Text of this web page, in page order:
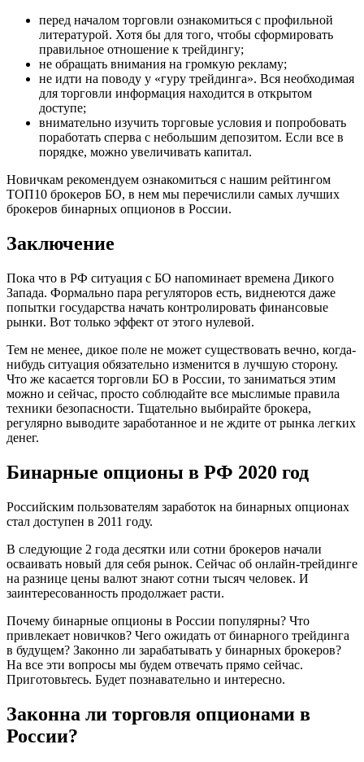
перед началом торговли ознакомиться с профильной
литературой. Хотя бы для того, чтобы сформировать
правильное отношение к трейдингу;
не обращать внимания на громкую рекламу;
не идти на поводу у «гуру трейдинга». Вся необходимая
для торговли информация находится в открытом
доступе;
внимательно изучить торговые условия и попробовать
поработать сперва с небольшим депозитом. Если все в
порядке, можно увеличивать капитал.
Новичкам рекомендуем ознакомиться с нашим рейтингом
ТОП10 брокеров БО, в нем мы перечислили самых лучших
брокеров бинарных опционов в России.
Заключение
Пока что в РФ ситуация с БО напоминает времена Дикого
Запада. Формально пара регуляторов есть, виднеются даже
попытки государства начать контролировать финансовые
рынки. Вот только эффект от этого нулевой.
Тем не менее, дикое поле не может существовать вечно, когда-
нибудь ситуация обязательно изменится в лучшую сторону.
Что же касается торговли БО в России, то заниматься этим
можно и сейчас, просто соблюдайте все мыслимые правила
техники безопасности. Тщательно выбирайте брокера,
регулярно выводите заработанное и не ждите от рынка легких
денег.
Бинарные опционы в РФ 2020 год
Российским пользователям заработок на бинарных опционах
стал доступен в 2011 году.
В следующие 2 года десятки или сотни брокеров начали
осваивать новый для себя рынок. Сейчас об онлайн-трейдинге
на разнице цены валют знают сотни тысяч человек. И
заинтересованность продолжает расти.
Почему бинарные опционы в России популярны? Что
привлекает новичков? Чего ожидать от бинарного трейдинга
в будущем? Законно ли зарабатывать у бинарных брокеров?
На все эти вопросы мы будем отвечать прямо сейчас.
Приготовьтесь. Будет познавательно и интересно.
Законна ли торговля опционами в
России?